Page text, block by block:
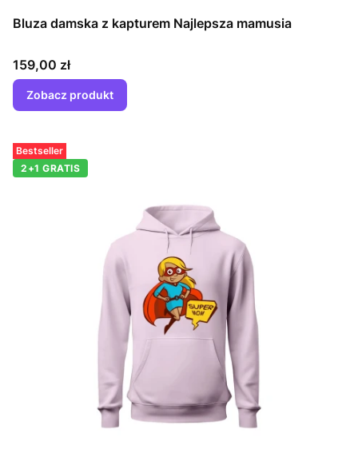
Bluza damska z kapturem Najlepsza mamusia
Cena
159,00 zł
Zobacz produkt
Bestseller
2+1 GRATIS